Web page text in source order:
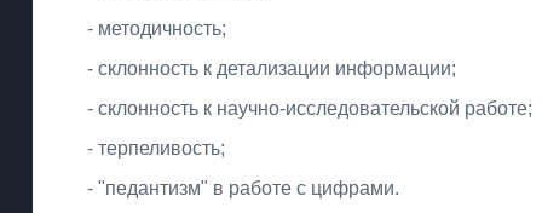
- методичность;
- склонность к детализации информации;
- склонность к научно-исследовательской работе;
- терпеливость;
- "педантизм" в работе с цифрами.